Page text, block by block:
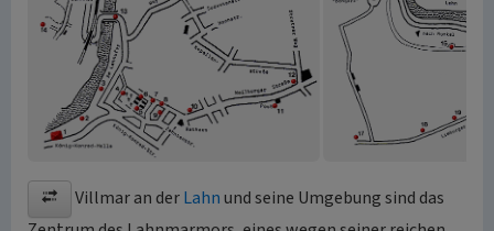
Villmar an derLahnund seine Umgebung sind das